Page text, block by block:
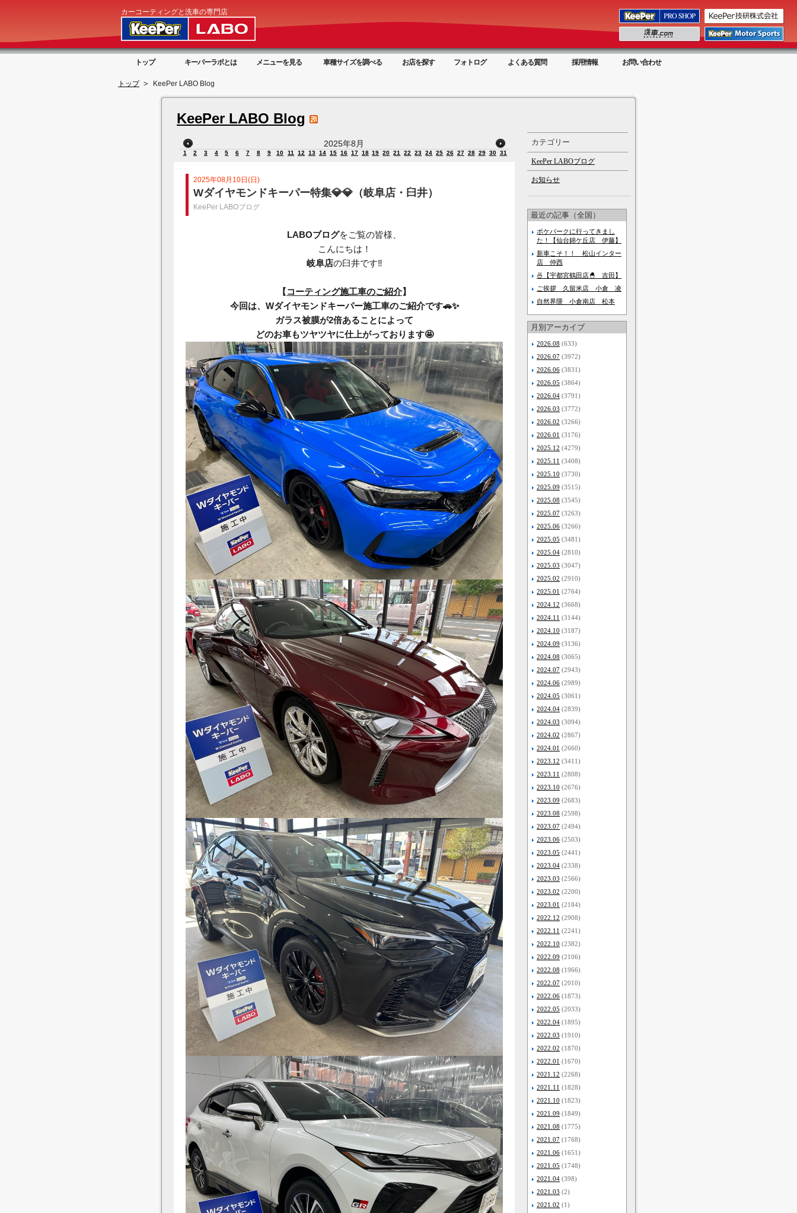
カーコーティングと洗車の専門店
トップ キーパーラボとは メニューを見る 車種サイズを調べる お店を探す フォトログ よくある質問 採用情報 お問い合わせ
トップ KeePer LABO Blog
KeePer LABO Blog
2025年8月
1 2 3 4 5 6 7 8 9 10 11 12 13 14 15 16 17 18 19 20 21 22 23 24 25 26 27 28 29 30 31
2025年08月10日(日)
Wダイヤモンドキーパー特集💎💎（岐阜店・臼井）
KeePer LABOブログ
LABOブログをご覧の皆様、
こんにちは！
岐阜店の臼井です‼️
【コーティング施工車のご紹介】
今回は、Wダイヤモンドキーパー施工車のご紹介です🚗✨
ガラス被膜が2倍あることによって
どのお車もツヤツヤに仕上がっております🤩
カテゴリー
KeePer LABOブログ
お知らせ
最近の記事（全国）
ポケパークに行ってきまし
た！【仙台錦ケ丘店 伊藤】
新車こそ！！ 松山インター
店 仲西
🍜【宇都宮鶴田店🐣 吉田】
ご挨拶 久留米店 小倉 凌
自然界隈 小倉南店 松本
月別アーカイブ
2026.08 (633)
2026.07 (3972)
2026.06 (3831)
2026.05 (3864)
2026.04 (3791)
2026.03 (3772)
2026.02 (3266)
2026.01 (3176)
2025.12 (4279)
2025.11 (3408)
2025.10 (3730)
2025.09 (3515)
2025.08 (3545)
2025.07 (3263)
2025.06 (3266)
2025.05 (3481)
2025.04 (2810)
2025.03 (3047)
2025.02 (2910)
2025.01 (2764)
2024.12 (3668)
2024.11 (3144)
2024.10 (3187)
2024.09 (3136)
2024.08 (3065)
2024.07 (2943)
2024.06 (2989)
2024.05 (3061)
2024.04 (2839)
2024.03 (3094)
2024.02 (2867)
2024.01 (2660)
2023.12 (3411)
2023.11 (2808)
2023.10 (2676)
2023.09 (2683)
2023.08 (2598)
2023.07 (2494)
2023.06 (2503)
2023.05 (2441)
2023.04 (2338)
2023.03 (2566)
2023.02 (2200)
2023.01 (2184)
2022.12 (2908)
2022.11 (2241)
2022.10 (2382)
2022.09 (2106)
2022.08 (1966)
2022.07 (2010)
2022.06 (1873)
2022.05 (2033)
2022.04 (1895)
2022.03 (1910)
2022.02 (1870)
2022.01 (1670)
2021.12 (2268)
2021.11 (1828)
2021.10 (1823)
2021.09 (1849)
2021.08 (1775)
2021.07 (1768)
2021.06 (1651)
2021.05 (1748)
2021.04 (398)
2021.03 (2)
2021.02 (1)